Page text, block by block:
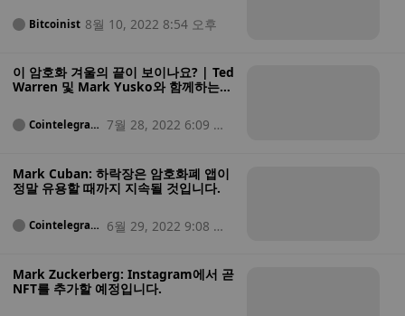
Bitcoinist 8월 10, 2022 8:54 오후
이 암호화 겨울의 끝이 보이나요? | Ted
Warren 및 Mark Yusko와 함께하는
Cointelegrap
7월 28, 2022 6:09 오
Mark Cuban: 하락장은 암호화폐 앱이
정말 유용할 때까지 지속될 것입니다.
Cointelegrap
6월 29, 2022 9:08 오
Mark Zuckerberg: Instagram에서 곧
NFT를 추가할 예정입니다.